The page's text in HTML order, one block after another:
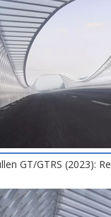
GT/GTRS (2023):